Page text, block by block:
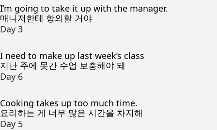
I’m going to take it up with the manager.
매니저한테 항의할 거야
Day 3
I need to make up last week’s class
지난 주에 못간 수업 보충해야 돼
Day 6
Cooking takes up too much time.
요리하는 게 너무 많은 시간을 차지해
Day 5